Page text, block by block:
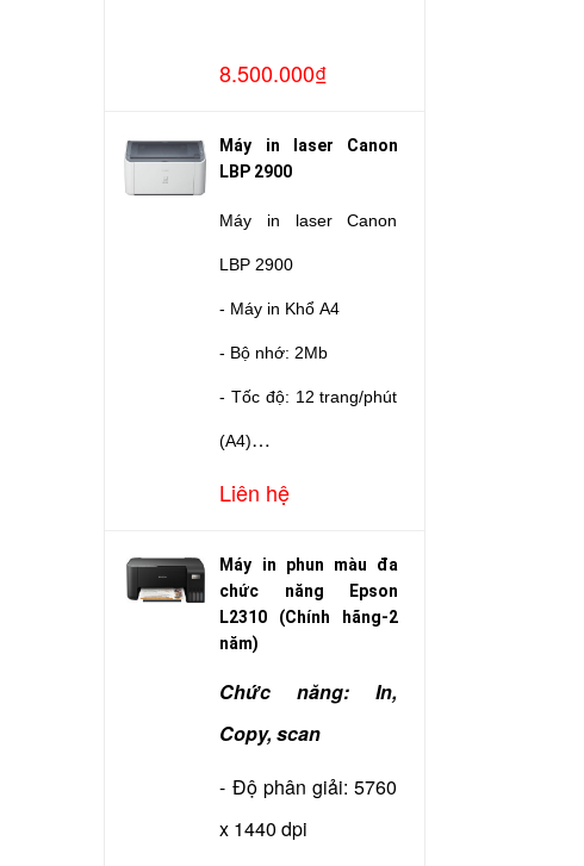
8.500.000₫
Máy in laser Canon
LBP 2900
Máy in laser Canon
LBP 2900
- Máy in Khổ A4
- Bộ nhớ: 2Mb
- Tốc độ: 12 trang/phút
(A4)
- In đảo mặt : Không
600 dpi
- Cổng giao tiếp: USB
EP303
- Kết nối: USB
- Bảo hành: Hãng LBM
- Xuất xứ: China
Liên hệ
Máy in phun màu đa
chức năng Epson
L2310 (Chính hãng-2
năm)
Chức năng: In,
Copy, scan
- Độ phân giải: 5760
x 1440 dpi